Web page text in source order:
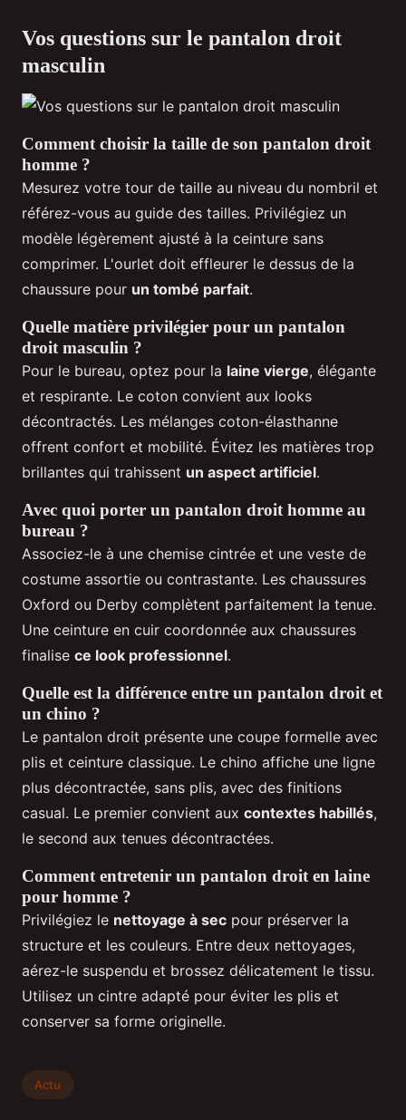
Vos questions sur le pantalon droit
masculin
Comment choisir la taille de son pantalon droit
homme ?
Mesurez votre tour de taille au niveau du nombril et
référez-vous au guide des tailles. Privilégiez un
modèle légèrement ajusté à la ceinture sans
comprimer. L'ourlet doit effleurer le dessus de la
chaussure pour un tombé parfait.
Quelle matière privilégier pour un pantalon
droit masculin ?
Pour le bureau, optez pour la laine vierge, élégante
et respirante. Le coton convient aux looks
décontractés. Les mélanges coton-élasthanne
offrent confort et mobilité. Évitez les matières trop
brillantes qui trahissent un aspect artificiel.
Avec quoi porter un pantalon droit homme au
bureau ?
Associez-le à une chemise cintrée et une veste de
costume assortie ou contrastante. Les chaussures
Oxford ou Derby complètent parfaitement la tenue.
Une ceinture en cuir coordonnée aux chaussures
finalise ce look professionnel.
Quelle est la différence entre un pantalon droit et
un chino ?
Le pantalon droit présente une coupe formelle avec
plis et ceinture classique. Le chino affiche une ligne
plus décontractée, sans plis, avec des finitions
casual. Le premier convient aux contextes habillés,
le second aux tenues décontractées.
Comment entretenir un pantalon droit en laine
pour homme ?
Privilégiez le nettoyage à sec pour préserver la
structure et les couleurs. Entre deux nettoyages,
aérez-le suspendu et brossez délicatement le tissu.
Utilisez un cintre adapté pour éviter les plis et
conserver sa forme originelle.
Actu